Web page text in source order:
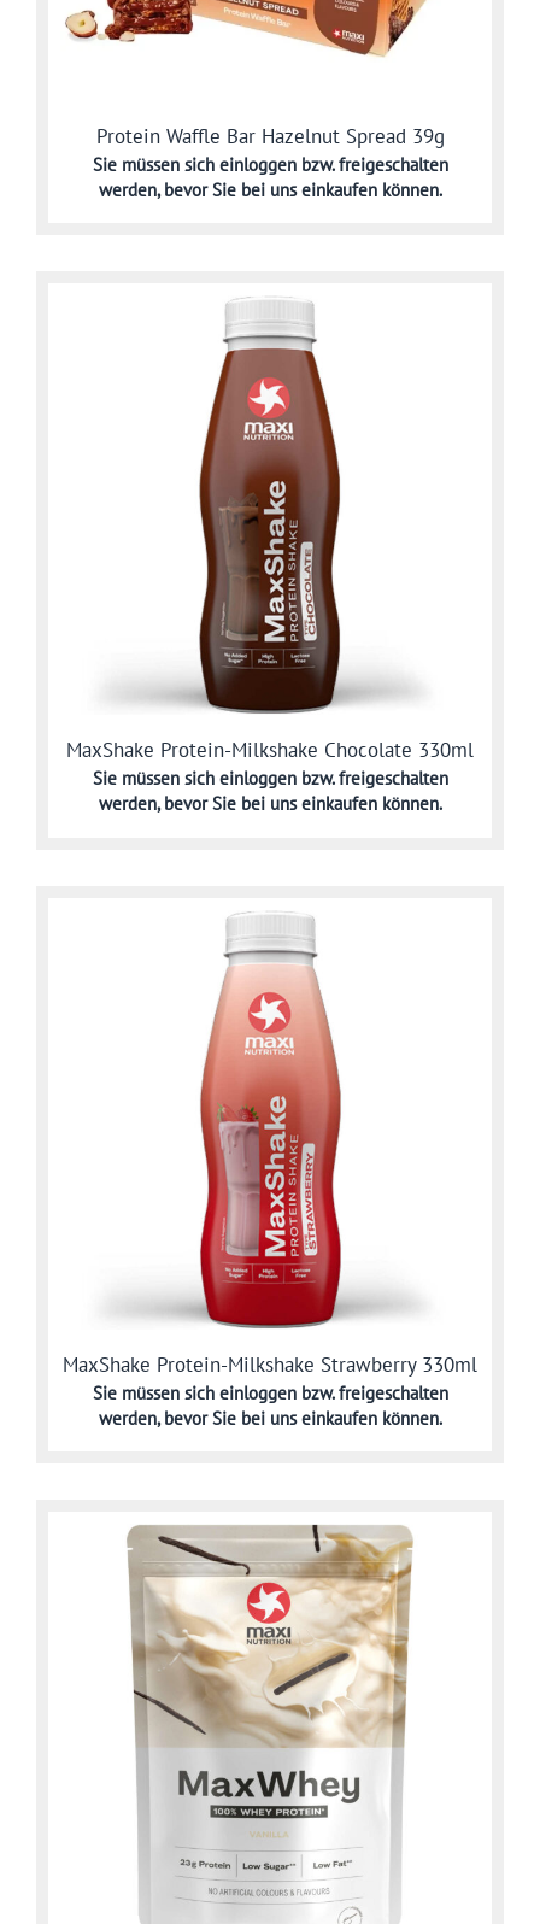
Protein Waffle Bar Hazelnut Spread 39g
Sie müssen sich einloggen bzw. freigeschalten
werden,bevor Sie bei uns einkaufen können.
MaxShake Protein-Milkshake Chocolate 330ml
Sie müssen sich einloggen bzw. freigeschalten
werden,bevor Sie bei uns einkaufen können.
MaxShake Protein-Milkshake Strawberry 330ml
Sie müssen sich einloggen bzw. freigeschalten
werden,bevor Sie bei uns einkaufen können.